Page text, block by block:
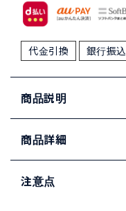
代金引換 銀行振込
商品説明
商品詳細
注意点